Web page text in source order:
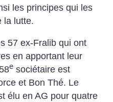
les principes qui les
la lutte.
57 ex-Fralib qui ont
en apportant leur
e sociétaire est
et Bon Thé. Le
élu en AG pour quatre